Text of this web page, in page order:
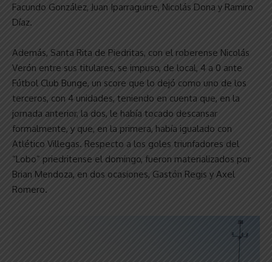
Facundo González, Juan Iparraguirre, Nicolás Dona y Ramiro
Díaz.
Además, Santa Rita de Piedritas, con el roberense Nicolás
Verón entre sus titulares, se impuso, de local, 4 a 0 ante
Fútbol Club Bunge, un score que lo dejó como uno de los
terceros, con 4 unidades, teniendo en cuenta que, en la
jornada anterior, la dos, le había tocado descansar
formalmente, y que, en la primera, había igualado con
Atlético Villegas. Respecto a los goles triunfadores del
“Lobo” priedritense el domingo, fueron materializados por
Brian Mendoza, en dos ocasiones, Gastón Regis y Axel
Romero.